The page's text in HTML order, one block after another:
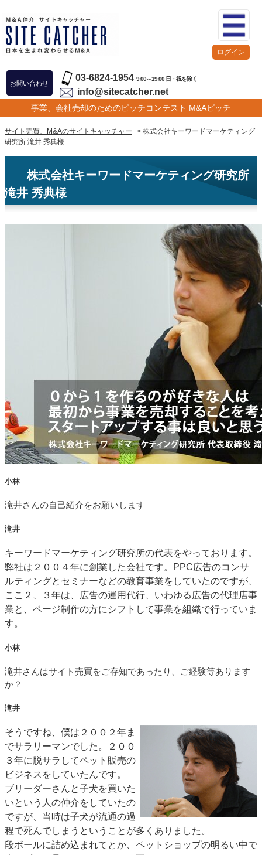
お問い合わせ
03-6824-1954 9:00～19:00 日・祝を除く
info@sitecatcher.net
事業、会社売却のためのピッチコンテスト M&Aピッチ
ログイン
サイト売買、M&Aのサイトキャッチャー
> 株式会社キーワードマーケティング
研究所 滝井 秀典様
株式会社キーワードマーケティング研究所
滝井 秀典様
小林
滝井さんの自己紹介をお願いします
滝井
キーワードマーケティング研究所の代表をやっております。
弊社は２００４年に創業した会社です。PPC広告のコンサ
ルティングとセミナーなどの教育事業をしていたのですが、
ここ２、３年は、広告の運用代行、いわゆる広告の代理店事
業と、ページ制作の方にシフトして事業を組織で行っていま
す。
小林
滝井さんはサイト売買をご存知であったり、ご経験等あります
か？
滝井
そうですね、僕は２００２年ま
でサラリーマンでした。２００
３年に脱サラしてペット販売の
ビジネスをしていたんです。
ブリーダーさんと子犬を買いた
いという人の仲介をしていたの
ですが、当時は子犬が流通の過
程で死んでしまうということが多くありました。
段ボールに詰め込まれてとか、ペットショップの明るい中で